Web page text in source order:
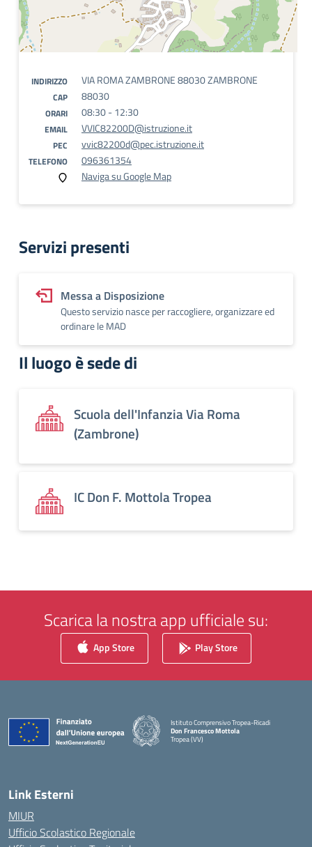
INDIRIZZO VIA ROMA ZAMBRONE 88030 ZAMBRONE
CAP 88030
ORARI 08:30 - 12:30
EMAIL VVIC82200D@istruzione.it
PEC vvic82200d@pec.istruzione.it
TELEFONO
096361354
Naviga su Google Map
Servizi presenti
Messa a Disposizione
Questo servizio nasce per raccogliere, organizzare ed
ordinare le MAD
Il luogo è sede di
Scuola dell'Infanzia Via Roma
(Zambrone)
IC Don F. Mottola Tropea
Scarica la nostra app ufficiale su:
App Store Play Store
Istituto Comprensivo Tropea-Ricadi
Don Francesco Mottola
Tropea (VV)
— Visita la pagina iniziale della scuola
Link Esterni
MIUR
Ufficio Scolastico Regionale